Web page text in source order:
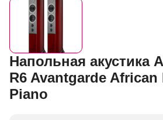
Напольная акустика
R6 Avantgarde African
Piano